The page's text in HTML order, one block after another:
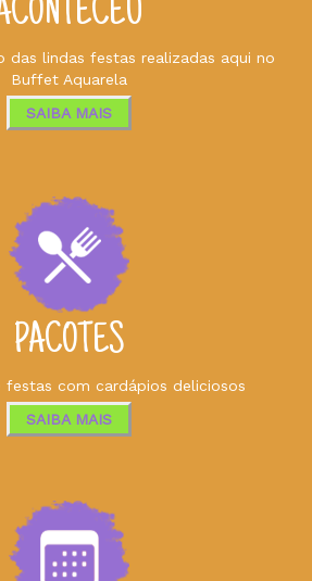
das lindas festas realizadas aqui no
Buffet Aquarela
SAIBA MAIS
PACOTES
festas com cardápios deliciosos
SAIBA MAIS